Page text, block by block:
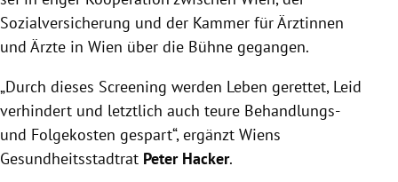
Sozialversicherung und der Kammer für Ärztinnen
und Ärzte in Wien über die Bühne gegangen.
„Durch dieses Screening werden Leben gerettet, Leid
verhindert und letztlich auch teure Behandlungs-
und Folgekosten gespart“, ergänzt Wiens
Gesundheitsstadtrat Peter Hacker.